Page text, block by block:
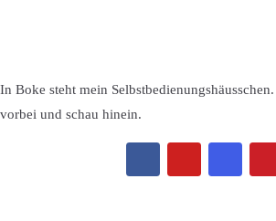
In Boke steht mein
vorbei und schau hinein.